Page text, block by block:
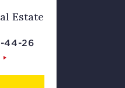
Estate
44-26